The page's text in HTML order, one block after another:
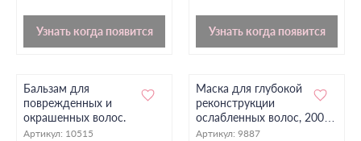
Узнать когда появится Узнать когда появится
Бальзам для
поврежденных и
окрашенных волос.
Артикул: 10515
Маска для глубокой
реконструкции
ослабленных волос, 200
мл
Артикул: 9887